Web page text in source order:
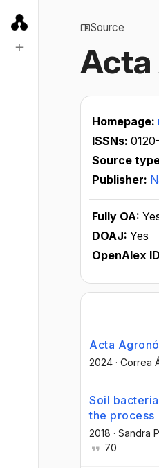
Source
Acta
Homepage:
ISSNs:
Source
Publisher:
Fully OA:
DOAJ: Yes
OpenAlex
Acta
2024 · Correa
Soil
the process
2018 · Sandra
70